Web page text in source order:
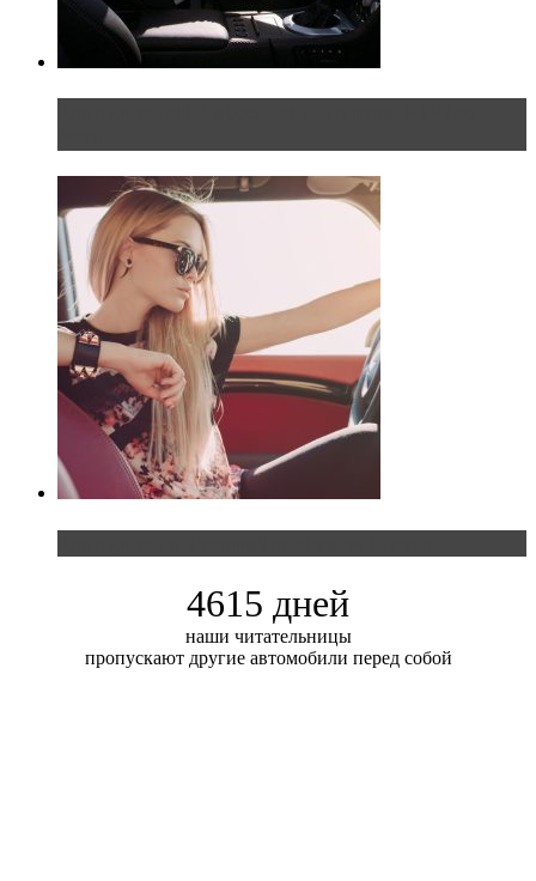
4615 дней
наши читательницы
пропускают другие автомобили перед собой